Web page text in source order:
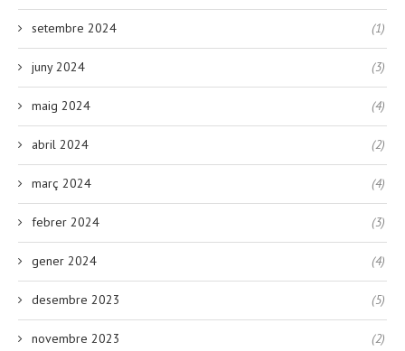
setembre 2024 (1)
juny 2024 (3)
maig 2024 (4)
abril 2024 (2)
març 2024 (4)
febrer 2024 (3)
gener 2024 (4)
desembre 2023 (5)
novembre 2023 (2)